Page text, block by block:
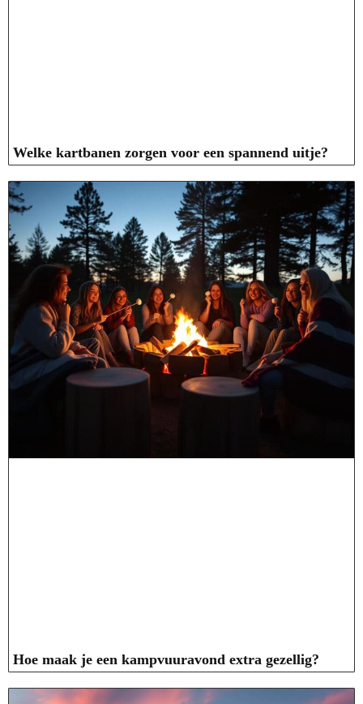
Welke kartbanen zorgen voor een spannend uitje?
Hoe maak je een kampvuuravond extra gezellig?